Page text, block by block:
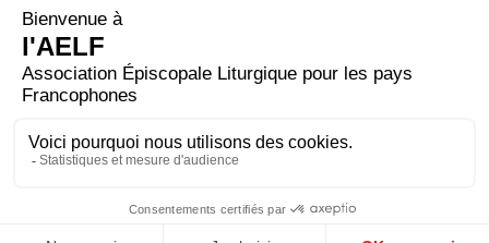
V/ Le Seigneur aime son peuple,
il donne aux humbles l’éclat de la victoire.
ORAISON
Seigneur, foyer brûlant de charité, accorde-nous une
que tout et d’aimer nos frères à cause de toi. Par Jésus,